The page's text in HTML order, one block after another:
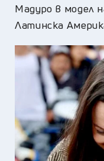
Мадуро в модел
Латинска